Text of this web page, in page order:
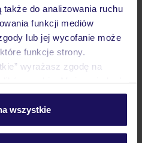
do analizowania ruchu
funkcji mediów
lub jej wycofanie może
funkcje strony.
wyrażasz zgodę na
wchodząc w zakładkę
cookie znajdziesz
wszystkie